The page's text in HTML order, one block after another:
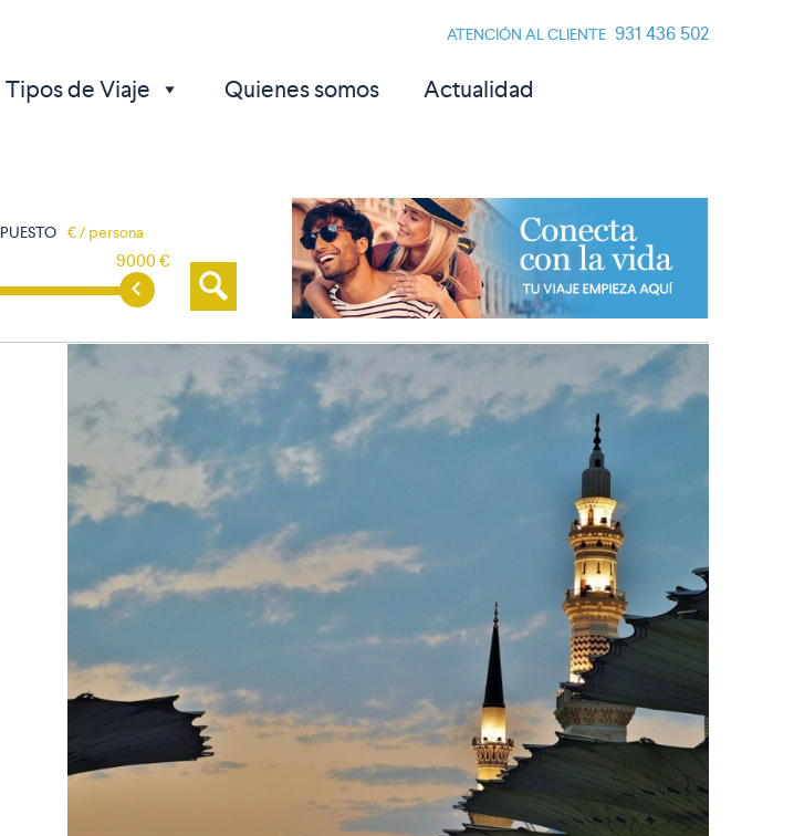
ATENCIÓN AL CLIENTE 931 436 502
Tipos de Viaje Quienes somos
Actualidad
€ / persona
9000 €
p